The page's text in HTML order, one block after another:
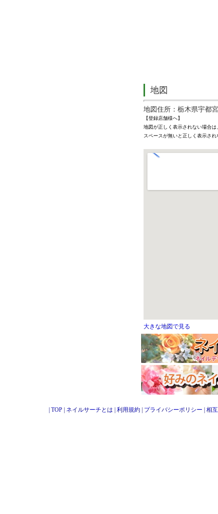
地図
地図住所：栃木県宇都
【登録店舗様へ】
地図が正しく表示されない場合
スペースが無いと正しく表示さ
大きな地図で見る
TOP ネイルサーチとは 利用規約 プライバシーポリシー 相